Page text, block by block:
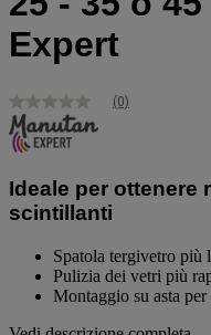
Expert
Nessuna
valutazione
Stesso
alla
pagina.
(0)
Ideale per ottenere
scintillanti
Spatola tergivetro più
Pulizia dei vetri più
Montaggio su asta